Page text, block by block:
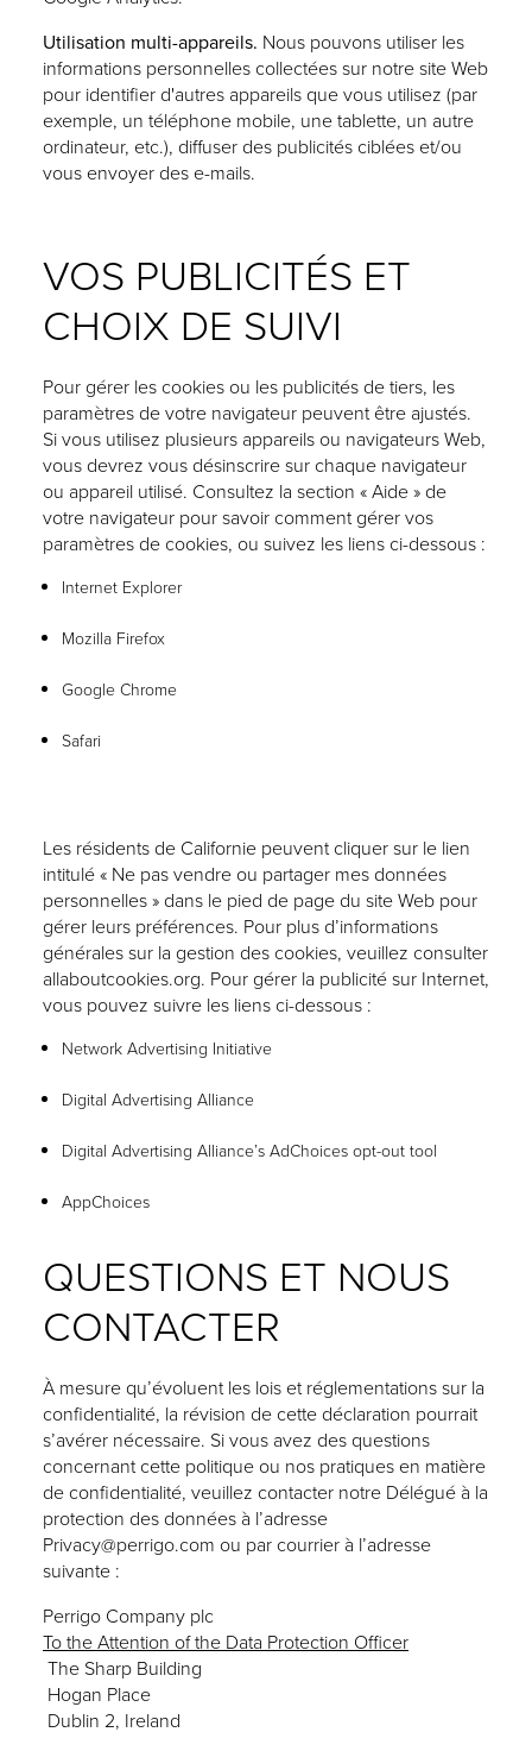
Utilisation multi-appareils. Nous pouvons utiliser les
informations personnelles collectées sur notre site Web
pour identifier d'autres appareils que vous utilisez (par
exemple, un téléphone mobile, une tablette, un autre
ordinateur, etc.), diffuser des publicités ciblées et/ou
vous envoyer des e-mails.
VOS PUBLICITÉS ET
CHOIX DE SUIVI
Pour gérer les cookies ou les publicités de tiers, les
paramètres de votre navigateur peuvent être ajustés.
Si vous utilisez plusieurs appareils ou navigateurs Web,
vous devrez vous désinscrire sur chaque navigateur
ou appareil utilisé. Consultez la section « Aide » de
votre navigateur pour savoir comment gérer vos
paramètres de cookies, ou suivez les liens ci-dessous :
Internet Explorer
Mozilla Firefox
Google Chrome
Safari
Les résidents de Californie peuvent cliquer sur le lien
intitulé « Ne pas vendre ou partager mes données
personnelles » dans le pied de page du site Web pour
gérer leurs préférences. Pour plus d’informations
générales sur la gestion des cookies, veuillez consulter
allaboutcookies.org. Pour gérer la publicité sur Internet,
vous pouvez suivre les liens ci-dessous :
Network Advertising Initiative
Digital Advertising Alliance
Digital Advertising Alliance’s AdChoices opt-out tool
AppChoices
QUESTIONS ET NOUS
CONTACTER
À mesure qu’évoluent les lois et réglementations sur la
confidentialité, la révision de cette déclaration pourrait
s’avérer nécessaire. Si vous avez des questions
concernant cette politique ou nos pratiques en matière
de confidentialité, veuillez contacter notre Délégué à la
protection des données à l’adresse
Privacy@perrigo.com ou par courrier à l’adresse
suivante :
Perrigo Company plc
To the Attention of the Data Protection Officer
The Sharp Building
Hogan Place
Dublin 2, Ireland